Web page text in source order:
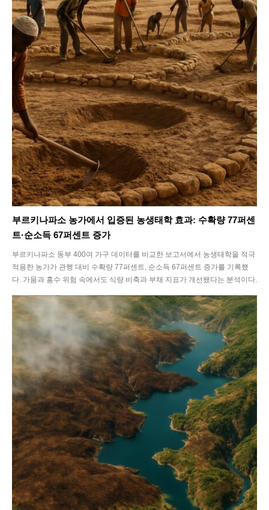
부르키나파소 농가에서 입증된 농생태학 효과: 수확량 77퍼센
트·순소득 67퍼센트 증가
부르키나파소 동부 400여 가구 데이터를 비교한 보고서에서 농생태학을 적극
적용한 농가가 관행 대비 수확량 77퍼센트, 순소득 67퍼센트 증가를 기록했
다. 가뭄과 홍수 위험 속에서도 식량 비축과 부채 지표가 개선됐다는 분석이다.